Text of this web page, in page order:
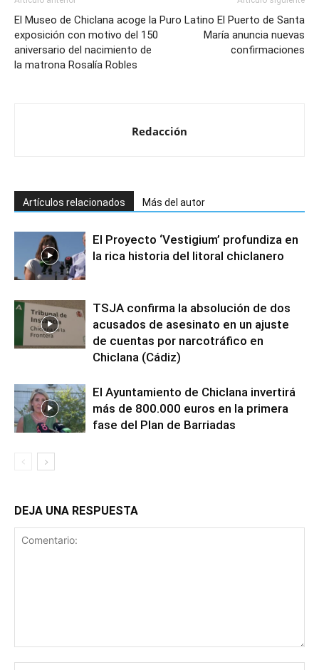
El Museo de Chiclana acoge la
exposición con motivo del 150
aniversario del nacimiento de
la matrona Rosalía Robles
Puro Latino El Puerto de Santa
María anuncia nuevas
confirmaciones
Redacción
Artículos relacionados Más del autor
El Proyecto ‘Vestigium’ profundiza en
la rica historia del litoral chiclanero
TSJA confirma la absolución de dos
acusados de asesinato en un ajuste
de cuentas por narcotráfico en
Chiclana (Cádiz)
El Ayuntamiento de Chiclana invertirá
más de 800.000 euros en la primera
fase del Plan de Barriadas
DEJA UNA RESPUESTA